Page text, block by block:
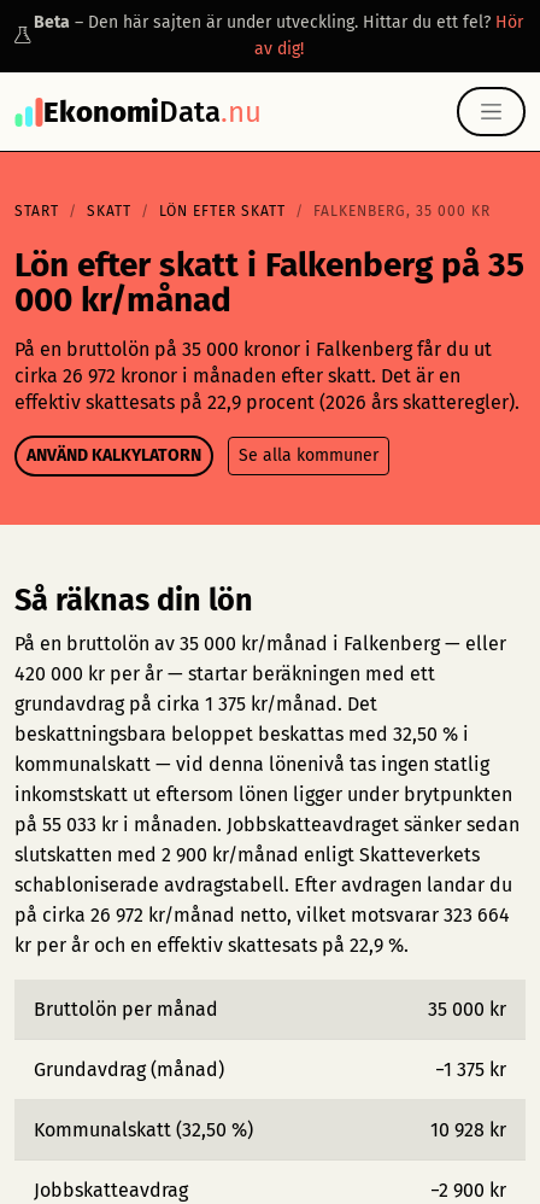
Beta – Den här sajten är under utveckling. Hittar du ett fel? Hör
av dig!
EkonomiData.nu
START SKATT LÖN EFTER SKATT FALKENBERG, 35 000 KR
Lön efter skatt i Falkenberg på 35
000 kr/månad
På en bruttolön på 35 000 kronor i Falkenberg får du ut
cirka 26 972 kronor i månaden efter skatt. Det är en
effektiv skattesats på 22,9 procent (2026 års skatteregler).
ANVÄND KALKYLATORN Se alla kommuner
Så räknas din lön
På en bruttolön av 35 000 kr/månad i Falkenberg — eller
420 000 kr per år — startar beräkningen med ett
grundavdrag på cirka 1 375 kr/månad. Det
beskattningsbara beloppet beskattas med 32,50 % i
kommunalskatt — vid denna lönenivå tas ingen statlig
inkomstskatt ut eftersom lönen ligger under brytpunkten
på 55 033 kr i månaden. Jobbskatteavdraget sänker sedan
slutskatten med 2 900 kr/månad enligt Skatteverkets
schabloniserade avdragstabell. Efter avdragen landar du
på cirka 26 972 kr/månad netto, vilket motsvarar 323 664
kr per år och en effektiv skattesats på 22,9 %.
Bruttolön per månad 35 000 kr
Grundavdrag (månad) −1 375 kr
Kommunalskatt (32,50 %) 10 928 kr
Jobbskatteavdrag −2 900 kr